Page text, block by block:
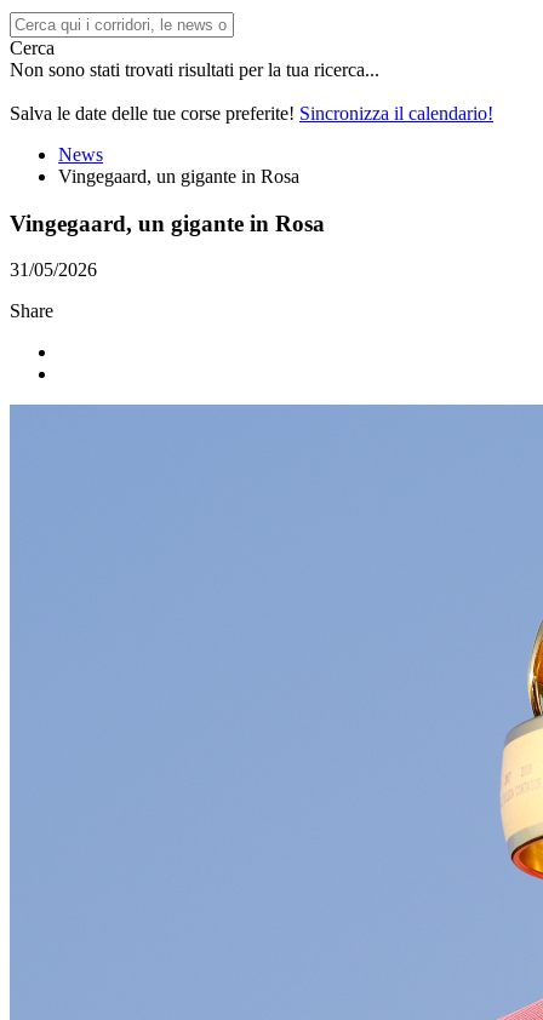
Cerca
Non sono stati trovati risultati per la tua ricerca...
Salva le date delle tue corse preferite! Sincronizza il calendario!
News
Vingegaard, un gigante in Rosa
Vingegaard, un gigante in Rosa
31/05/2026
Share